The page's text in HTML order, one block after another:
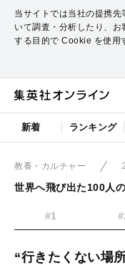
当サイトでは当社の提携
いて調査・分析したり、
する目的で Cookie を使用
新着 ランキング
教養・カルチャー
世界へ飛び出た100人
#1
“行きたくない場